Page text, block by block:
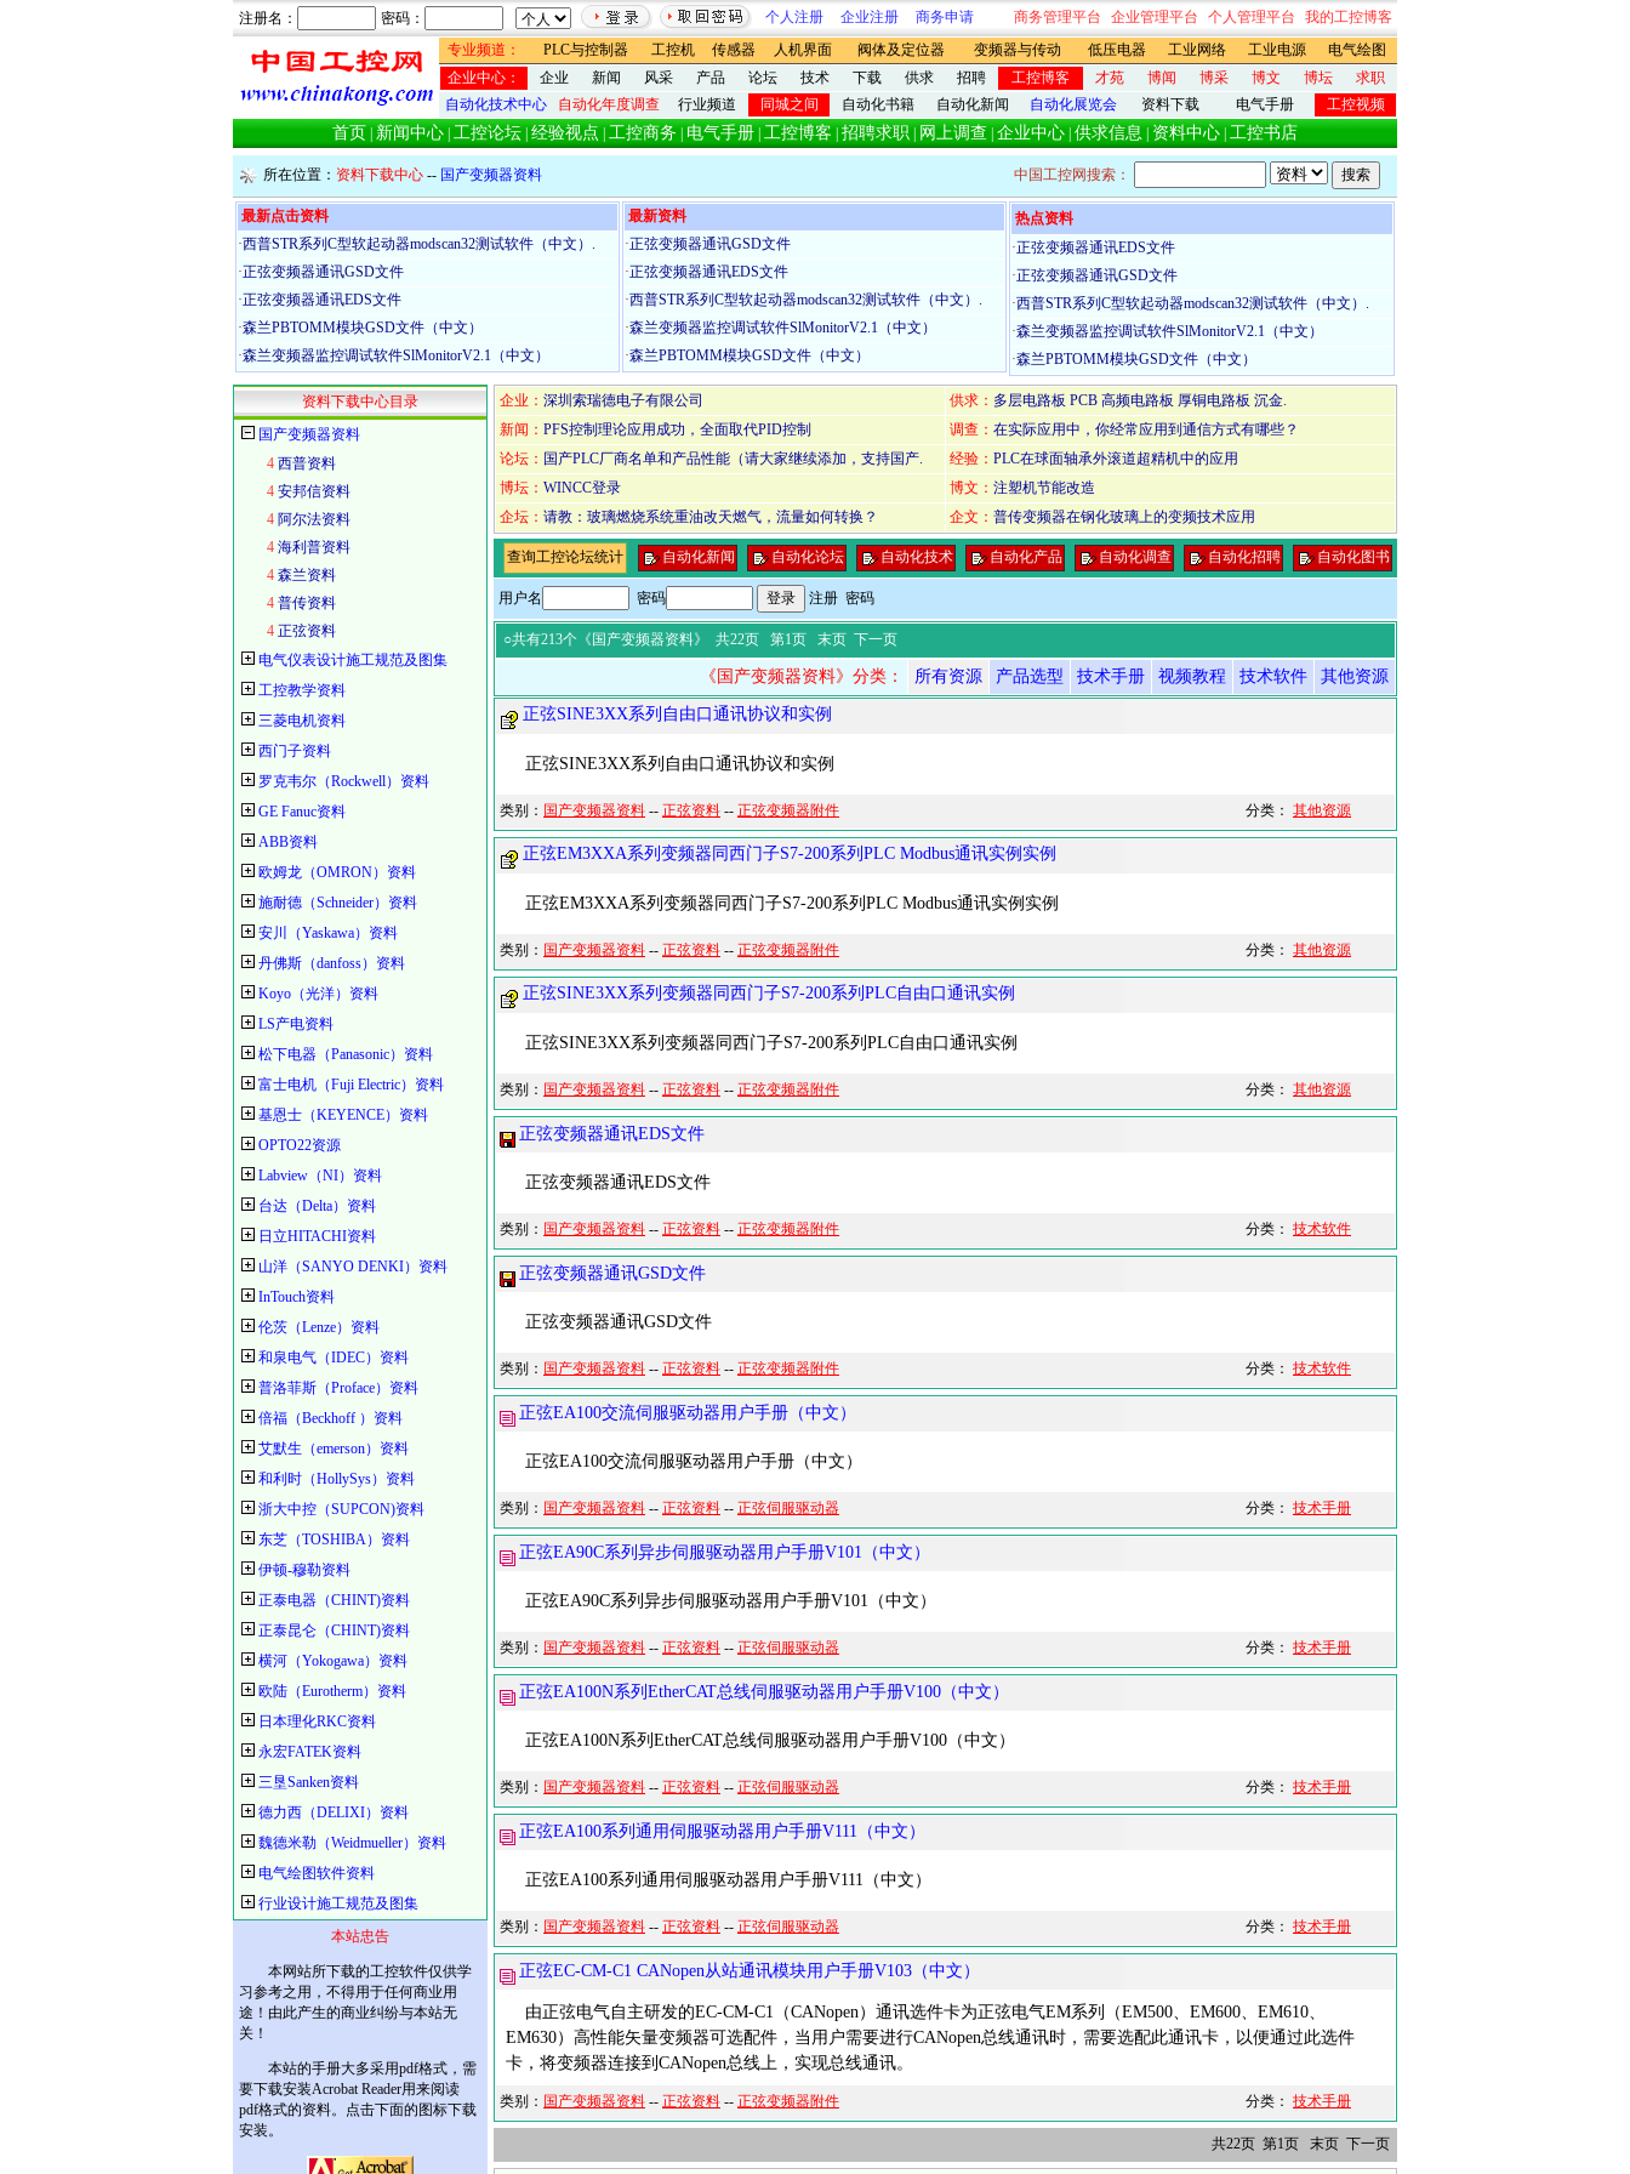
注册名： 密码： 个人注册 企业注册 商务申请 商务管理平台 企业管理平台 个人管理平台
我的工控博客
专业频道：
PLC与控制器 工控机 传感器 人机界面 阀体及定位器 变频器与传动 低压电器 工业网络 工业电源
电气绘图
企业中心：
企业 新闻 风采 产品 论坛 技术 下载 供求 招聘 工控博客 才苑 博闻 博采 博文 博坛
求职
自动化技术中心
自动化年度调查 行业频道 同城之间 自动化书籍 自动化新闻 自动化展览会 资料下载 电气手册 工控视频
首页 新闻中心 工控论坛 经验视点 工控商务 电气手册 工控博客 招聘求职 网上调查 企业中心 供求信息 资料中心 工控书店
所在位置： 资料下载中心 -- 国产变频器资料 中国工控网搜索：
最新点击资料
·西普STR系列C型软起动器modscan32测试软件（中文）.
·正弦变频器通讯GSD文件
·正弦变频器通讯EDS文件
·森兰PBTOMM模块GSD文件（中文）
·森兰变频器监控调试软件SlMonitorV2.1（中文）
最新资料
·正弦变频器通讯GSD文件
·正弦变频器通讯EDS文件
·西普STR系列C型软起动器modscan32测试软件（中文）.
·森兰变频器监控调试软件SlMonitorV2.1（中文）
·森兰PBTOMM模块GSD文件（中文）
热点资料
·正弦变频器通讯EDS文件
·正弦变频器通讯GSD文件
·西普STR系列C型软起动器modscan32测试软件（中文）.
·森兰变频器监控调试软件SlMonitorV2.1（中文）
·森兰PBTOMM模块GSD文件（中文）
资料下载中心目录
国产变频器资料
4 西普资料
4 安邦信资料
4 阿尔法资料
4 海利普资料
4 森兰资料
4 普传资料
4 正弦资料
电气仪表设计施工规范及图集
工控教学资料
三菱电机资料
西门子资料
罗克韦尔（Rockwell）资料
GE Fanuc资料
ABB资料
欧姆龙（OMRON）资料
施耐德（Schneider）资料
安川（Yaskawa）资料
丹佛斯（danfoss）资料
Koyo（光洋）资料
LS产电资料
松下电器（Panasonic）资料
富士电机（Fuji Electric）资料
基恩士（KEYENCE）资料
OPTO22资源
Labview（NI）资料
台达（Delta）资料
日立HITACHI资料
山洋（SANYO DENKI）资料
InTouch资料
伦茨（Lenze）资料
和泉电气（IDEC）资料
普洛菲斯（Proface）资料
倍福（Beckhoff ）资料
艾默生（emerson）资料
和利时（HollySys）资料
浙大中控（SUPCON)资料
东芝（TOSHIBA）资料
伊顿-穆勒资料
正泰电器（CHINT)资料
正泰昆仑（CHINT)资料
横河（Yokogawa）资料
欧陆（Eurotherm）资料
日本理化RKC资料
永宏FATEK资料
三垦Sanken资料
德力西（DELIXI）资料
魏德米勒（Weidmueller）资料
电气绘图软件资料
行业设计施工规范及图集
本站忠告
本网站所下载的工控软件仅供学
习参考之用，不得用于任何商业用
途！由此产生的商业纠纷与本站无
关！
本站的手册大多采用pdf格式，需
要下载安装Acrobat Reader用来阅读
pdf格式的资料。点击下面的图标下载
安装。
企业： 深圳索瑞德电子有限公司 供求： 多层电路板 PCB 高频电路板 厚铜电路板 沉金.
新闻： PFS控制理论应用成功，全面取代PID控制 调查： 在实际应用中，你经常应用到通信方式有哪些？
论坛： 国产PLC厂商名单和产品性能（请大家继续添加，支持国产. 经验： PLC在球面轴承外滚道超精机中的应用
博坛： WINCC登录 博文： 注塑机节能改造
企坛： 请教：玻璃燃烧系统重油改天燃气，流量如何转换？ 企文： 普传变频器在钢化玻璃上的变频技术应用
查询工控论坛统计 自动化新闻 自动化论坛 自动化技术 自动化产品 自动化调查 自动化招聘 自动化图书
用户名 密码 注册 密码
○共有213个《国产变频器资料》 共22页 第1页 末页 下一页
《国产变频器资料》分类： 所有资源 产品选型 技术手册 视频教程 技术软件 其他资源
正弦SINE3XX系列自由口通讯协议和实例
正弦SINE3XX系列自由口通讯协议和实例
类别： 国产变频器资料 -- 正弦资料 -- 正弦变频器附件 分类： 其他资源
正弦EM3XXA系列变频器同西门子S7-200系列PLC Modbus通讯实例实例
正弦EM3XXA系列变频器同西门子S7-200系列PLC Modbus通讯实例实例
类别： 国产变频器资料 -- 正弦资料 -- 正弦变频器附件 分类： 其他资源
正弦SINE3XX系列变频器同西门子S7-200系列PLC自由口通讯实例
正弦SINE3XX系列变频器同西门子S7-200系列PLC自由口通讯实例
类别： 国产变频器资料 -- 正弦资料 -- 正弦变频器附件 分类： 其他资源
正弦变频器通讯EDS文件
正弦变频器通讯EDS文件
类别： 国产变频器资料 -- 正弦资料 -- 正弦变频器附件 分类： 技术软件
正弦变频器通讯GSD文件
正弦变频器通讯GSD文件
类别： 国产变频器资料 -- 正弦资料 -- 正弦变频器附件 分类： 技术软件
正弦EA100交流伺服驱动器用户手册（中文）
正弦EA100交流伺服驱动器用户手册（中文）
类别： 国产变频器资料 -- 正弦资料 -- 正弦伺服驱动器 分类： 技术手册
正弦EA90C系列异步伺服驱动器用户手册V101（中文）
正弦EA90C系列异步伺服驱动器用户手册V101（中文）
类别： 国产变频器资料 -- 正弦资料 -- 正弦伺服驱动器 分类： 技术手册
正弦EA100N系列EtherCAT总线伺服驱动器用户手册V100（中文）
正弦EA100N系列EtherCAT总线伺服驱动器用户手册V100（中文）
类别： 国产变频器资料 -- 正弦资料 -- 正弦伺服驱动器 分类： 技术手册
正弦EA100系列通用伺服驱动器用户手册V111（中文）
正弦EA100系列通用伺服驱动器用户手册V111（中文）
类别： 国产变频器资料 -- 正弦资料 -- 正弦伺服驱动器 分类： 技术手册
正弦EC-CM-C1 CANopen从站通讯模块用户手册V103（中文）
由正弦电气自主研发的EC-CM-C1（CANopen）通讯选件卡为正弦电气EM系列（EM500、EM600、EM610、
EM630）高性能矢量变频器可选配件，当用户需要进行CANopen总线通讯时，需要选配此通讯卡，以便通过此选件
卡，将变频器连接到CANopen总线上，实现总线通讯。
类别： 国产变频器资料 -- 正弦资料 -- 正弦变频器附件 分类： 技术手册
共22页 第1页 末页 下一页